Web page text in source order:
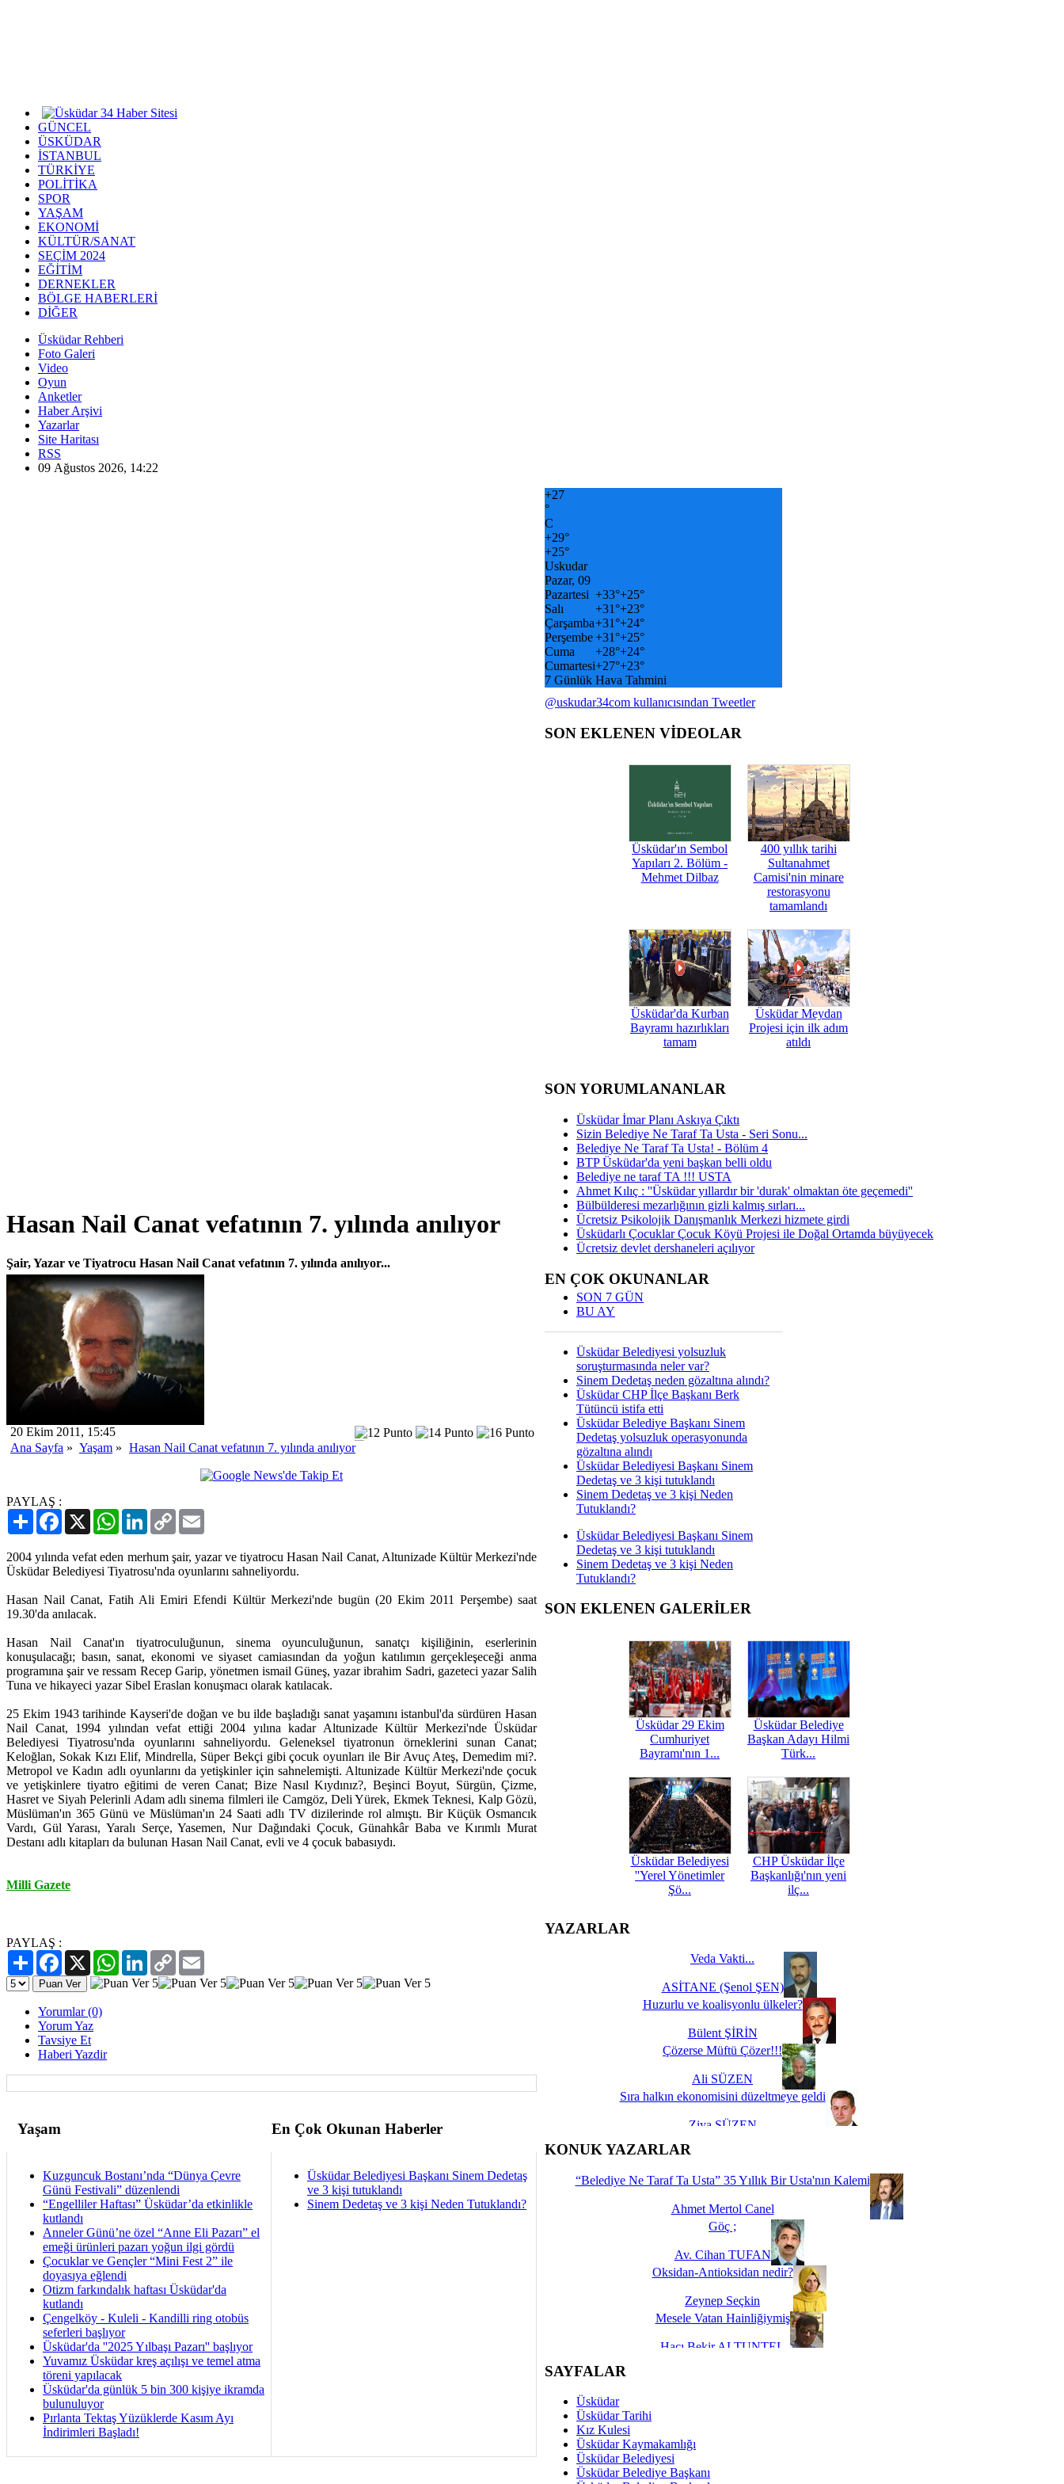
GÜNCEL
ÜSKÜDAR
İSTANBUL
TÜRKİYE
POLİTİKA
SPOR
YAŞAM
EKONOMİ
KÜLTÜR/SANAT
SEÇİM 2024
EĞİTİM
DERNEKLER
BÖLGE HABERLERİ
DİĞER
Üsküdar Rehberi
Foto Galeri
Video
Oyun
Anketler
Haber Arşivi
Yazarlar
Site Haritası
RSS
09 Ağustos 2026, 14:22
Hasan Nail Canat vefatının 7. yılında anılıyor
Şair, Yazar ve Tiyatrocu Hasan Nail Canat vefatının 7. yılında anılıyor...
20 Ekim 2011, 15:45
Ana Sayfa » Yaşam » Hasan Nail Canat vefatının 7. yılında anılıyor
PAYLAŞ :
PaylaşFacebook
X WhatsAppLinkedIn
Copy
Link
2004 yılında vefat eden merhum şair, yazar ve tiyatrocu Hasan Nail Canat, Altunizade Kültür Merkezi'nde
Üsküdar Belediyesi Tiyatrosu'nda oyunlarını sahneliyordu.
Hasan Nail Canat, Fatih Ali Emiri Efendi Kültür Merkezi'nde bugün (20 Ekim 2011 Perşembe) saat
19.30'da anılacak.
Hasan Nail Canat'ın tiyatroculuğunun, sinema oyunculuğunun, sanatçı kişiliğinin, eserlerinin
konuşulacağı; basın, sanat, ekonomi ve siyaset camiasından da yoğun katılımın gerçekleşeceği anma
programına şair ve ressam Recep Garip, yönetmen ismail Güneş, yazar ibrahim Sadri, gazeteci yazar Salih
Tuna ve hikayeci yazar Sibel Eraslan konuşmacı olarak katılacak.
25 Ekim 1943 tarihinde Kayseri'de doğan ve bu ilde başladığı sanat yaşamını istanbul'da sürdüren Hasan
Nail Canat, 1994 yılından vefat ettiği 2004 yılına kadar Altunizade Kültür Merkezi'nde Üsküdar
Belediyesi Tiyatrosu'nda oyunlarını sahneliyordu. Geleneksel tiyatronun örneklerini sunan Canat;
Keloğlan, Sokak Kızı Elif, Mindrella, Süper Bekçi gibi çocuk oyunları ile Bir Avuç Ateş, Demedim mi?.
Metropol ve Kadın adlı oyunlarını da yetişkinler için sahnelemişti. Altunizade Kültür Merkezi'nde çocuk
ve yetişkinlere tiyatro eğitimi de veren Canat; Bize Nasıl Kıydınız?, Beşinci Boyut, Sürgün, Çizme,
Hasret ve Siyah Pelerinli Adam adlı sinema filmleri ile Camgöz, Deli Yürek, Ekmek Teknesi, Kalp Gözü,
Müslüman'ın 365 Günü ve Müslüman'ın 24 Saati adlı TV dizilerinde rol almıştı. Bir Küçük Osmancık
Vardı, Gül Yarası, Yaralı Serçe, Yasemen, Nur Dağındaki Çocuk, Günahkâr Baba ve Kırımlı Murat
Destanı adlı kitapları da bulunan Hasan Nail Canat, evli ve 4 çocuk babasıydı.
Milli Gazete
PAYLAŞ :
PaylaşFacebook
X WhatsAppLinkedIn
Copy
Link
Yorumlar (0)
Yorum Yaz
Tavsiye Et
Haberi Yazdir
Yaşam En Çok Okunan Haberler
Kuzguncuk Bostanı’nda “Dünya Çevre
Günü Festivali” düzenlendi
“Engelliler Haftası” Üsküdar’da etkinlikle
kutlandı
Anneler Günü’ne özel “Anne Eli Pazarı” el
emeği ürünleri pazarı yoğun ilgi gördü
Çocuklar ve Gençler “Mini Fest 2” ile
doyasıya eğlendi
Otizm farkındalık haftası Üsküdar'da
kutlandı
Çengelköy - Kuleli - Kandilli ring otobüs
seferleri başlıyor
Üsküdar'da ''2025 Yılbaşı Pazarı'' başlıyor
Yuvamız Üsküdar kreş açılışı ve temel atma
töreni yapılacak
Üsküdar'da günlük 5 bin 300 kişiye ikramda
bulunuluyor
Pırlanta Tektaş Yüzüklerde Kasım Ayı
İndirimleri Başladı!
Üsküdar Belediyesi Başkanı Sinem Dedetaş
ve 3 kişi tutuklandı
Sinem Dedetaş ve 3 kişi Neden Tutuklandı?
+27
°
C
+29°
+25°
Uskudar
Pazar, 09
Pazartesi +33°+25°
Salı
+31°+23°
Çarşamba+31°+24°
Perşembe+31°+25°
Cuma
+28°+24°
Cumartesi+27°+23°
7 Günlük Hava Tahmini
@uskudar34com kullanıcısından Tweetler
SON EKLENEN VİDEOLAR
Üsküdar'ın Sembol
Yapıları 2. Bölüm -
Mehmet Dilbaz
400 yıllık tarihi
Sultanahmet
Camisi'nin minare
restorasyonu
tamamlandı
Üsküdar'da Kurban
Bayramı hazırlıkları
tamam
Üsküdar Meydan
Projesi için ilk adım
atıldı
SON YORUMLANANLAR
Üsküdar İmar Planı Askıya Çıktı
Sizin Belediye Ne Taraf Ta Usta - Seri Sonu...
Belediye Ne Taraf Ta Usta! - Bölüm 4
BTP Üsküdar'da yeni başkan belli oldu
Belediye ne taraf TA !!! USTA
Ahmet Kılıç : ''Üsküdar yıllardır bir 'durak' olmaktan öte geçemedi''
Bülbülderesi mezarlığının gizli kalmış sırları...
Ücretsiz Psikolojik Danışmanlık Merkezi hizmete girdi
Üsküdarlı Çocuklar Çocuk Köyü Projesi ile Doğal Ortamda büyüyecek
Ücretsiz devlet dershaneleri açılıyor
EN ÇOK OKUNANLAR
SON 7 GÜN
BU AY
Üsküdar Belediyesi yolsuzluk
soruşturmasında neler var?
Sinem Dedetaş neden gözaltına alındı?
Üsküdar CHP İlçe Başkanı Berk
Tütüncü istifa etti
Üsküdar Belediye Başkanı Sinem
Dedetaş yolsuzluk operasyonunda
gözaltına alındı
Üsküdar Belediyesi Başkanı Sinem
Dedetaş ve 3 kişi tutuklandı
Sinem Dedetaş ve 3 kişi Neden
Tutuklandı?
Üsküdar Belediyesi Başkanı Sinem
Dedetaş ve 3 kişi tutuklandı
Sinem Dedetaş ve 3 kişi Neden
Tutuklandı?
SON EKLENEN GALERİLER
Üsküdar 29 Ekim
Cumhuriyet
Bayramı'nın 1...
Üsküdar Belediye
Başkan Adayı Hilmi
Türk...
Üsküdar Belediyesi
''Yerel Yönetimler
Şö...
CHP Üsküdar İlçe
Başkanlığı'nın yeni
ilç...
YAZARLAR
Veda Vakti...
ASİTANE (Şenol ŞEN)
Huzurlu ve koalisyonlu ülkeler?
Bülent ŞİRİN
Çözerse Müftü Çözer!!!
Ali SÜZEN
Sıra halkın ekonomisini düzeltmeye geldi
Ziya SÜZEN
İşte Biz buyuz...
KONUK YAZARLAR
“Belediye Ne Taraf Ta Usta” 35 Yıllık Bir Usta'nın Kalemi
Ahmet Mertol Canel
Göç ;
Av. Cihan TUFAN
Oksidan-Antioksidan nedir?
Zeynep Seçkin
Mesele Vatan Hainliğiymiş
Hacı Bekir ALTUNTEL
Dünya Fani, Ama Kısa Bir Süre De Olsa Burdayız
Savaş ŞENEL
Hukukun Adaleti Kalmadı Üstadım!
SAYFALAR
Üsküdar
Üsküdar Tarihi
Kız Kulesi
Üsküdar Kaymakamlığı
Üsküdar Belediyesi
Üsküdar Belediye Başkanı